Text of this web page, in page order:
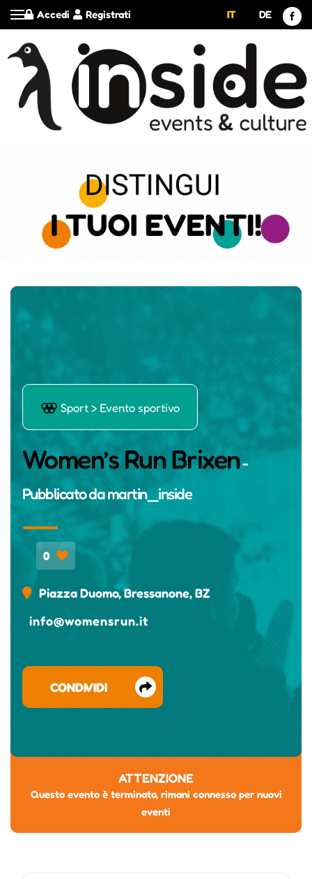
Registrati
Accedi IT DE
Ō Sport > Evento sportivo
Women’s Run Brixen-
Pubblicato damartin_inside
0
Piazza Duomo, Bressanone, BZ
info@womensrun.it
CONDIVIDI
ATTENZIONE
Questo evento è terminato, rimani connesso per nuovi
eventi